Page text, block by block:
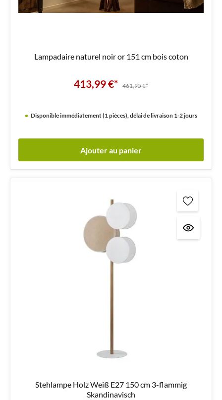
Lampadaire naturel noir or 151 cm bois coton
413,99 €* 461,95 €*
Disponible immédiatement (1 pièces), délai de livraison 1-2 jours
Ajouter au panier
Stehlampe Holz Weiß E27 150 cm 3-flammig
Skandinavisch